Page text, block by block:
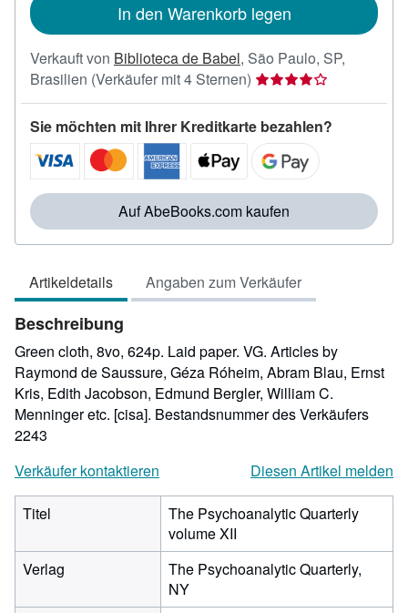
In den Warenkorb legen
Verkauft von Biblioteca de Babel, São Paulo, SP,
Brasilien (Verkäufer mit 4 Sternen) Verkäuferbewertung
4
von
Sternen
Sie möchten mit Ihrer Kreditkarte bezahlen?
Auf AbeBooks.com kaufen
Artikeldetails Angaben zum Verkäufer
Beschreibung
Green cloth, 8vo, 624p. Laid paper. VG. Articles by
Raymond de Saussure, Géza Róheim, Abram Blau, Ernst
Kris, Edith Jacobson, Edmund Bergler, William C.
Menninger etc. [cisa]. Bestandsnummer des Verkäufers
2243
Verkäufer kontaktieren
Diesen Artikel melden
Titel
The Psychoanalytic Quarterly
volume XII
Verlag
The Psychoanalytic Quarterly,
NY